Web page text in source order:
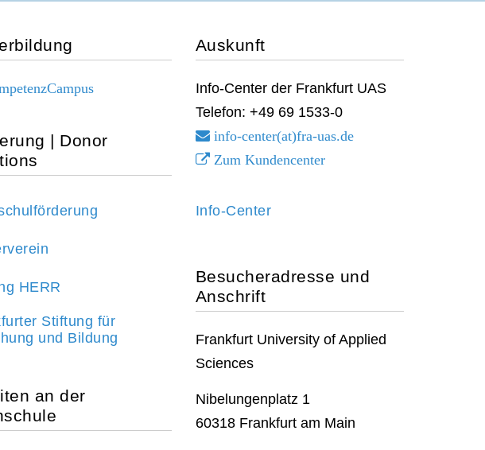
| Donor
HERR
Stiftung für
und Bildung
an der
Auskunft
Info-Center der Frankfurt UAS
Telefon: +49 69 1533-0
info-center(at)fra-uas.de
Zum Kundencenter
Info-Center
Besucheradresse und
Anschrift
Frankfurt University of Applied
Sciences
Nibelungenplatz 1
60318 Frankfurt am Main